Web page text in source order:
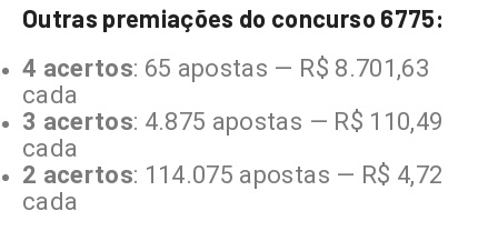
Outras premiações do concurso 6775:
4 acertos: 65 apostas — R$ 8.701,63
cada
3 acertos: 4.875 apostas — R$ 110,49
cada
2 acertos: 114.075 apostas — R$ 4,72
cada